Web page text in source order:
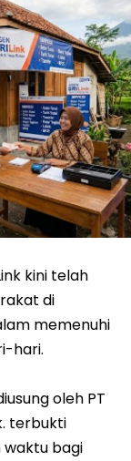
kini telah
di
memenuhi
hari.
oleh PT
terbukti
bagi